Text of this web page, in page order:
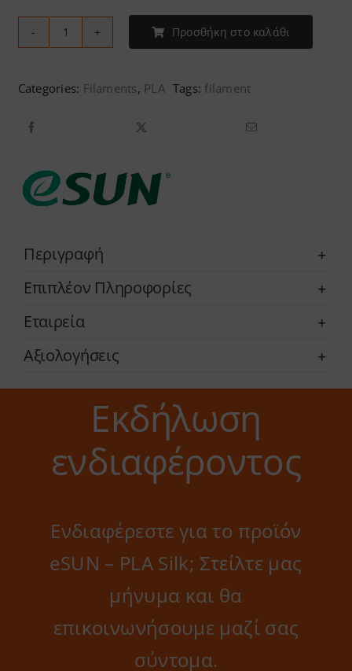
eSUN
PLA
Προσθήκη στο καλάθι
Categories: Filaments, PLA Tags: filament
Περιγραφή
Επιπλέον Πληροφορίες
Εταιρεία
Αξιολογήσεις
Εκδήλωση
ενδιαφέροντος
Ενδιαφέρεστε για το προϊόν
eSUN – PLA Silk; Στείλτε μας
μήνυμα και θα
επικοινωνήσουμε μαζί σας
σύντομα.